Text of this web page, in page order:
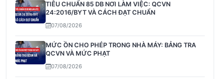
TIÊU CHUẨN 85 DB NƠI LÀM VIỆC: QCVN
24:2016/BYT VÀ CÁCH ĐẠT CHUẨN
07/08/2026
MỨC ỒN CHO PHÉP TRONG NHÀ MÁY: BẢNG TRA
QCVN VÀ MỨC PHẠT
07/08/2026